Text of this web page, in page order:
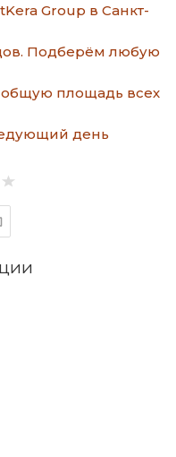
Group в Санкт-
Подберём любую
площадь всех
день